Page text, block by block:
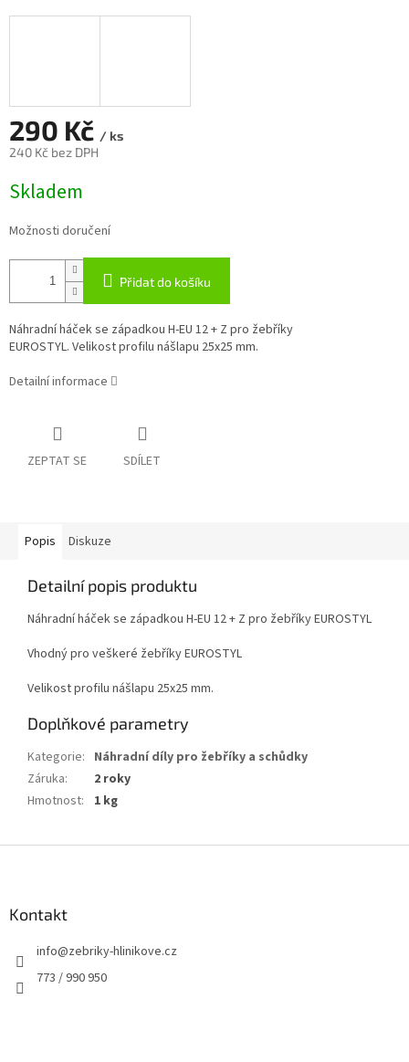
290 Kč / ks
240 Kč bez DPH
cena:
Skladem
Možnosti doručení
Přidat do košíku
Náhradní háček se západkou H-EU 12 + Z pro žebříky
EUROSTYL. Velikost profilu nášlapu 25x25 mm.
Detailní informace
ZEPTAT SE SDÍLET
Popis Diskuze
Detailní popis produktu
Náhradní háček se západkou H-EU 12 + Z pro žebříky EUROSTYL
Vhodný pro veškeré žebříky EUROSTYL
Velikost profilu nášlapu 25x25 mm.
Doplňkové parametry
Kategorie: Náhradní díly pro žebříky a schůdky
Záruka:
2 roky
Hmotnost: 1 kg
Kontakt
info@zebriky-hlinikove.cz
773 / 990 950